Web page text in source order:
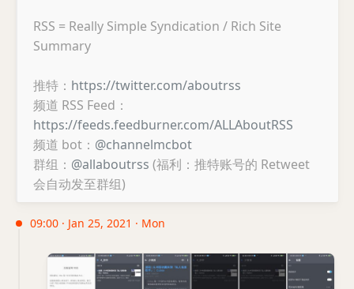
RSS = Really Simple Syndication / Rich Site
Summary
推特： https://twitter.com/aboutrss
频道 RSS Feed：
https://feeds.feedburner.com/ALLAboutRSS
频道 bot： @channelmcbot
群组： @allaboutrss (福利：推特账号的 Retweet
会自动发至群组)
09:00 · Jan 25, 2021 · Mon